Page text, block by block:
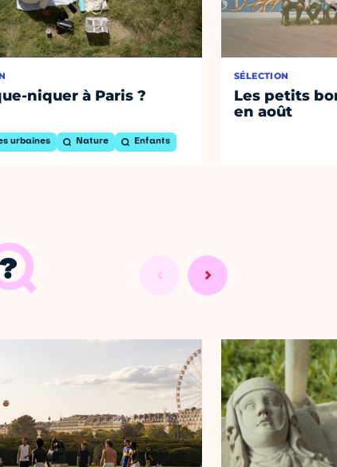
niquer à Paris ?
urbaines Nature Enfants
SÉLECTION
Les petits
en août